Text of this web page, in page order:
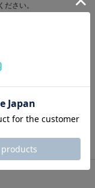
ださい。